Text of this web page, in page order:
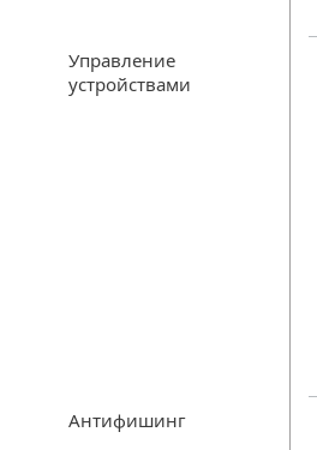
Управление
устройствами
Антифишинг